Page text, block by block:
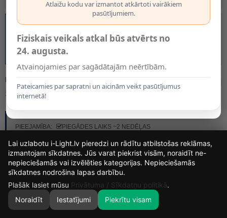
0
MODELIS:
580.70€
PIEEJAMĪBA:
PIEGĀDES LAIKS ~2 NEDĒĻAS
Atlaižu kodu var izmantot atkārtoti vairākiem
pasūtījumiem.
Fiziskais veikals atkal būs atvērts no
24. augusta.
Atvainojamies par sagādātajām neērtībām.
Pateicamies par sapratni un aicinām veikt pasūtījumus
internetā!
13
DIENAS
19
STUNDAS
27
MIN.
46
Lai uzlabotu i-Light.lv pieredzi un rādītu atbilstošas reklāmas,
izmantojam sīkdatnes. Jūs varat piekrist visām, noraidīt ne-
nepieciešamās vai izvēlēties kategorijas. Nepieciešamās
sīkdatnes nodrošina lapas darbību.
Plašāk lasiet mūsu Privātuma / Sīkdatņu politikā.
Noraidīt
Iestatījumi Piekrītu visam